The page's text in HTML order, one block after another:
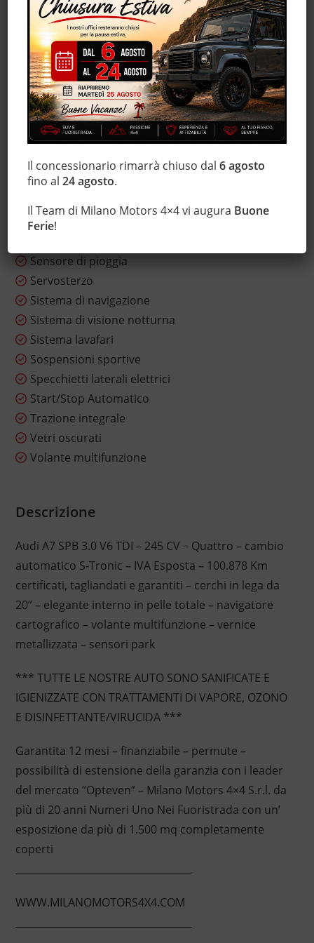
Fendinebbia
Freno di stazionamento elettrico
Hill holder
Immobilizzatore elettronico
Interni in pelle
Isofix
Lettore CD
Leve al volante
Marmitta catalitica
Monitoraggio pressione pneumatici
MP3
Ruotino
Sensore di pioggia
Servosterzo
Sistema di navigazione
Sistema di visione notturna
Sistema lavafari
Sospensioni sportive
Specchietti laterali elettrici
Start/Stop Automatico
Trazione integrale
Vetri oscurati
Volante multifunzione
Descrizione
Audi A7 SPB 3.0 V6 TDI – 245 CV – Quattro – cambio
automatico S-Tronic – IVA Esposta – 100.878 Km
certificati, tagliandati e garantiti – cerchi in lega da
20” – elegante interno in pelle totale – navigatore
cartografico – volante multifunzione – vernice
metallizzata – sensori park
*** TUTTE LE NOSTRE AUTO SONO SANIFICATE E
IGIENIZZATE CON TRATTAMENTI DI VAPORE, OZONO
E DISINFETTANTE/VIRUCIDA ***
Garantita 12 mesi – finanziabile – permute –
possibilità di estensione della garanzia con i leader
del mercato ”Opteven” – Milano Motors 4×4 S.r.l. da
più di 20 anni Numeri Uno Nei Fuoristrada con un’
esposizione da più di 1.500 mq completamente
coperti
WWW.MILANOMOTORS4X4.COM
Il concessionario rimarrà chiuso dal6 agosto
fino al24 agosto.
Il Team di Milano Motors 4×4 vi augura Buone
Ferie!